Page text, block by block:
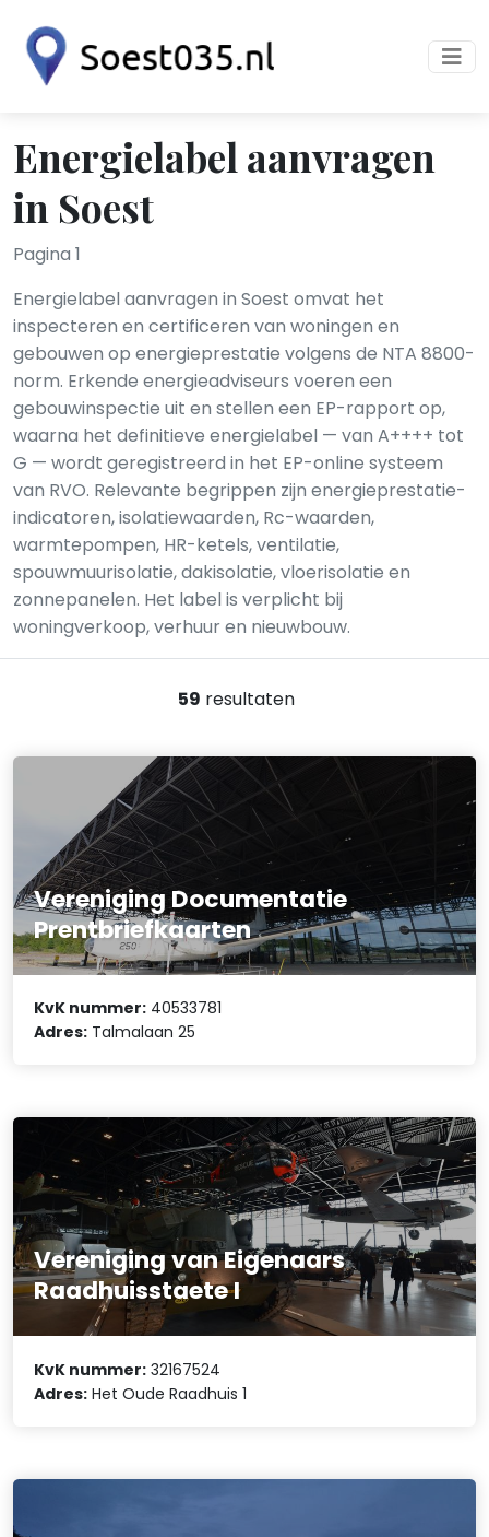
Energielabel aanvragen
in Soest
Pagina 1
Energielabel aanvragen in Soest omvat het
inspecteren en certificeren van woningen en
gebouwen op energieprestatie volgens de NTA 8800-
norm. Erkende energieadviseurs voeren een
gebouwinspectie uit en stellen een EP-rapport op,
waarna het definitieve energielabel — van A++++ tot
G — wordt geregistreerd in het EP-online systeem
van RVO. Relevante begrippen zijn energieprestatie-
indicatoren, isolatiewaarden, Rc-waarden,
warmtepompen, HR-ketels, ventilatie,
spouwmuurisolatie, dakisolatie, vloerisolatie en
zonnepanelen. Het label is verplicht bij
woningverkoop, verhuur en nieuwbouw.
59 resultaten
Vereniging Documentatie
Prentbriefkaarten
KvK nummer: 40533781
Adres: Talmalaan 25
Vereniging van Eigenaars
Raadhuisstaete I
KvK nummer: 32167524
Adres: Het Oude Raadhuis 1